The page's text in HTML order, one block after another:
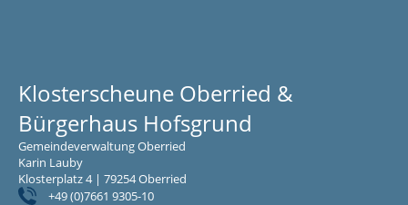
Klosterscheune Oberried &
Bürgerhaus Hofsgrund
Gemeindeverwaltung Oberried
Karin Lauby
Klosterplatz 4 | 79254 Oberried
+49 (0)7661 9305-10